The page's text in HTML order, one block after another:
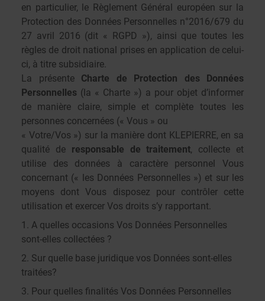
en particulier, le Règlement Général européen sur la
Protection des Données Personnelles n°2016/679 du
27 avril 2016 (dit « RGPD »), ainsi que toutes les
règles de droit national prises en application de celui-
ci, à titre subsidiaire.
La présente Charte de Protection des Données
Personnelles (la « Charte ») a pour objet d’informer
de manière claire, simple et complète toutes les
personnes concernées (« Vous » ou
« Votre/Vos ») sur la manière dont KLEPIERRE, en sa
qualité de responsable de traitement, collecte et
utilise des données à caractère personnel Vous
concernant (« les Données Personnelles ») et sur les
moyens dont Vous disposez pour contrôler cette
utilisation et exercer Vos droits s’y rapportant.
1. A quelles occasions Vos Données Personnelles
sont-elles collectées ?
2. Sur quelle base juridique vos Données sont-elles
traitées?
3. Pour quelles finalités Vos Données Personnelles